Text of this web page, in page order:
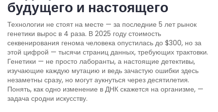
будущего и настоящего
Технологии не стоят на месте — за последние 5 лет рынок
генетики вырос в 4 раза. В 2025 году стоимость
секвенирования генома человека опустилась до $300, но за
этой цифрой — тысячи страниц данных, требующих трактовки.
Генетики — не просто лаборанты, а настоящие детективы,
изучающие каждую мутацию и ведь зачастую ошибки здесь
незаметны сразу, но могут аукнуться через десятилетия.
Понять, как одно изменение в ДНК скажется на организме, —
задача сродни искусству.